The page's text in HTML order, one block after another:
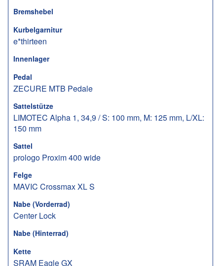
Bremshebel
Kurbelgarnitur
e*thirteen
Innenlager
Pedal
ZECURE MTB Pedale
Sattelstütze
LIMOTEC Alpha 1, 34,9 / S: 100 mm, M: 125 mm, L/XL:
150 mm
Sattel
prologo Proxim 400 wide
Felge
MAVIC Crossmax XL S
Nabe (Vorderrad)
Center Lock
Nabe (Hinterrad)
Kette
SRAM Eagle GX